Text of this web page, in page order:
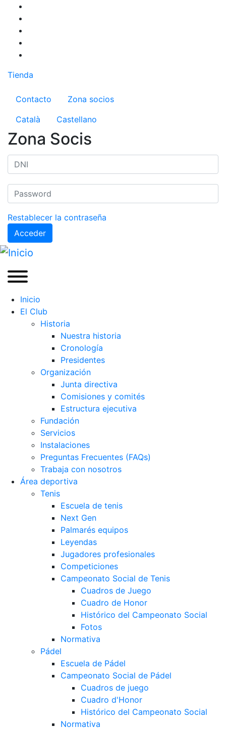
Pasar
contenido
principal
Tienda
Menú del compte d'usuari
Contacto
Zona socios
Català
Castellano
Zona Socis
Restablecer la contraseña
Acceder
Inicio
El Club
Historia
Nuestra historia
Cronología
Presidentes
Organización
Junta directiva
Comisiones y comités
Estructura ejecutiva
Fundación
Servicios
Instalaciones
Preguntas Frecuentes (FAQs)
Trabaja con nosotros
Área deportiva
Tenis
Escuela de tenis
Next Gen
Palmarés equipos
Leyendas
Jugadores profesionales
Competiciones
Campeonato Social de Tenis
Cuadros de Juego
Cuadro de Honor
Histórico del Campeonato Social
Fotos
Normativa
Pádel
Escuela de Pádel
Campeonato Social de Pádel
Cuadros de juego
Cuadro d'Honor
Histórico del Campeonato Social
Normativa